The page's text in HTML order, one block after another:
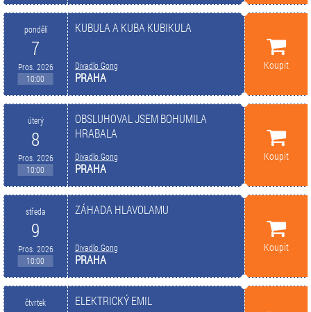
pondělí
7
Pros. 2026
10:00
KUBULA A KUBA KUBIKULA
Divadlo Gong
PRAHA
Koupit
úterý
8
Pros. 2026
10:00
OBSLUHOVAL JSEM BOHUMILA
HRABALA
Divadlo Gong
PRAHA
Koupit
středa
9
Pros. 2026
10:00
ZÁHADA HLAVOLAMU
Divadlo Gong
PRAHA
Koupit
čtvrtek ELEKTRICKÝ EMIL